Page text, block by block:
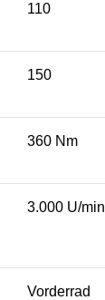
110
150
360 Nm
3.000 U/min
Vorderrad